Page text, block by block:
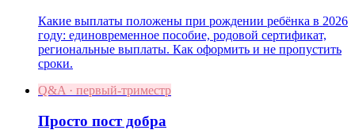
Какие выплаты положены при рождении ребёнка в 2026
году: единовременное пособие, родовой сертификат,
региональные выплаты. Как оформить и не пропустить
сроки.
Q&A · первый-триместр
Просто пост добра